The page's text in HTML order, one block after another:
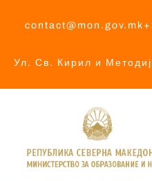
contact@mon.gov.mk
Ул. Св. Кирил и